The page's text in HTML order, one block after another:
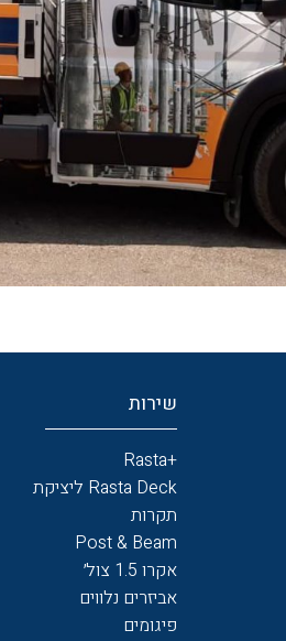
שירות
+
Rasta
Rasta Deck ליציקת
תקרות
Post & Beam
אקרו 1.5 צול׳
אביזרים נלווים
פיגומים